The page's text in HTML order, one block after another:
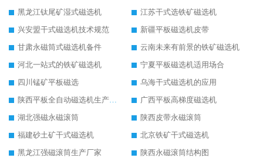
黑龙江钛尾矿湿式磁选机
江苏干式选铁矿磁选机
兴安盟干式磁选机技术规范
新疆平板磁选机皮带
甘肃永磁筒式磁选机备件
云南未来有前景的铁矿磁选机
河北一站式的铁矿磁选机
宁夏平板磁选机适用场合
四川锰矿平板磁选
乌海干式磁选机的应用
陕西平板全自动磁选机生产厂家
广西平板高梯度磁选机
湖北强磁永磁滚筒
陕西皮带永磁滚筒
福建砂土矿干式磁选机
北京铁矿干式磁选机
黑龙江强磁滚筒生产厂家
陕西永磁滚筒结构图